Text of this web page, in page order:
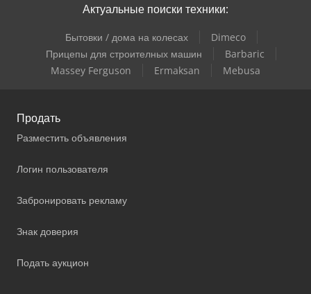
Актуальные поиски техники:
Бытовки / дома на колесах
Dimeco
Прицепы для строителных машин
Barbaric
Massey Ferguson
Ermaksan Mebusa
Продать
Разместить объявления
Логин пользователя
Забронировать рекламу
Знак доверия
Подать аукцион